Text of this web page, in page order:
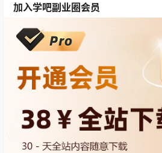
加入学吧副业圈会员